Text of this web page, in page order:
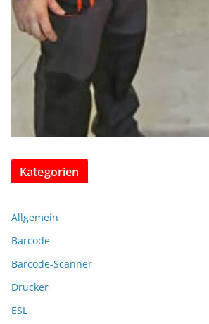
Kategorien
Allgemein
Barcode
Barcode-Scanner
Drucker
ESL